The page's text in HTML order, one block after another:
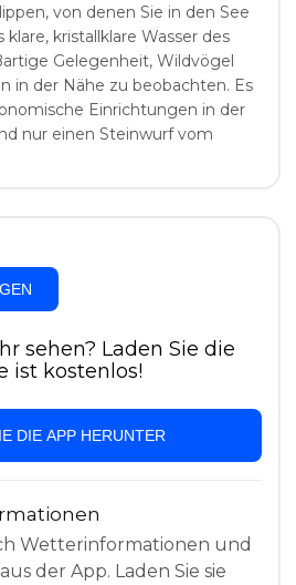
von denen Sie in den See
kristallklare Wasser des
Gelegenheit, Wildvögel
in der Nähe zu beobachten. Es
Einrichtungen in der
nur einen Steinwurf vom
sehen? Laden Sie die
ist kostenlos!
DIE APP HERUNTER
Wetterinformationen und
der App. Laden Sie sie